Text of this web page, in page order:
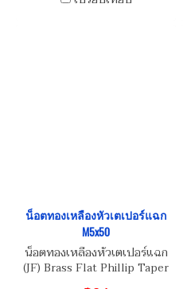
น็อตทองเหลืองหัวเตเปอร์แฉก
M5x50
น็อตทองเหลืองหัวเตเปอร์แฉก
(JF) Brass Flat Phillip Taper
Head Screw M5x0.8x50